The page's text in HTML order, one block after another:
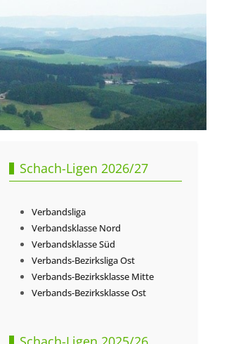
Schach-Ligen 2026/27
Verbandsliga
Verbandsklasse Nord
Verbandsklasse Süd
Verbands-Bezirksliga Ost
Verbands-Bezirksklasse Mitte
Verbands-Bezirksklasse Ost